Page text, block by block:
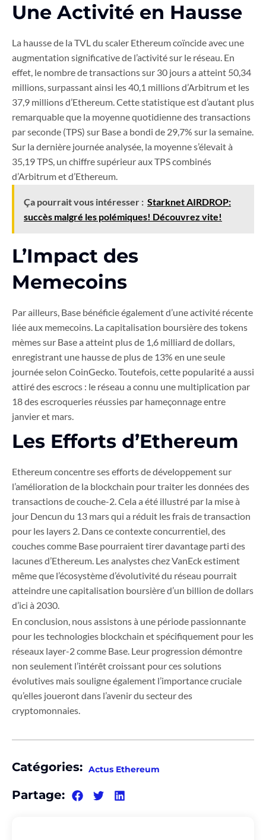
Une Activité en Hausse
La hausse de la TVL du scaler Ethereum coïncide avec une
augmentation significative de l’activité sur le réseau. En
effet, le nombre de transactions sur 30 jours a atteint 50,34
millions, surpassant ainsi les 40,1 millions d’Arbitrum et les
37,9 millions d’Ethereum. Cette statistique est d’autant plus
remarquable que la moyenne quotidienne des transactions
par seconde (TPS) sur Base a bondi de 29,7% sur la semaine.
Sur la dernière journée analysée, la moyenne s’élevait à
35,19 TPS, un chiffre supérieur aux TPS combinés
d’Arbitrum et d’Ethereum.
Ça pourrait vous intéresser : Starknet AIRDROP:
succès malgré les polémiques! Découvrez vite!
L’Impact des
Memecoins
Par ailleurs, Base bénéficie également d’une activité récente
liée aux memecoins. La capitalisation boursière des tokens
mèmes sur Base a atteint plus de 1,6 milliard de dollars,
enregistrant une hausse de plus de 13% en une seule
journée selon CoinGecko. Toutefois, cette popularité a aussi
attiré des escrocs : le réseau a connu une multiplication par
18 des escroqueries réussies par hameçonnage entre
janvier et mars.
Les Efforts d’Ethereum
Ethereum concentre ses efforts de développement sur
l’amélioration de la blockchain pour traiter les données des
transactions de couche-2. Cela a été illustré par la mise à
jour Dencun du 13 mars qui a réduit les frais de transaction
pour les layers 2. Dans ce contexte concurrentiel, des
couches comme Base pourraient tirer davantage parti des
lacunes d’Ethereum. Les analystes chez VanEck estiment
même que l’écosystème d’évolutivité du réseau pourrait
atteindre une capitalisation boursière d’un billion de dollars
d’ici à 2030.
En conclusion, nous assistons à une période passionnante
pour les technologies blockchain et spécifiquement pour les
réseaux layer-2 comme Base. Leur progression démontre
non seulement l’intérêt croissant pour ces solutions
évolutives mais souligne également l’importance cruciale
qu’elles joueront dans l’avenir du secteur des
cryptomonnaies.
Catégories: Actus Ethereum
Partage: